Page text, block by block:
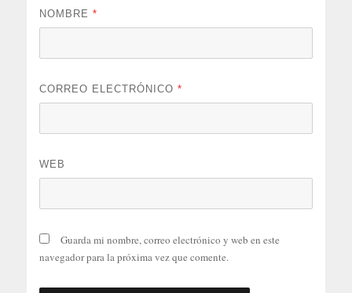
NOMBRE*
CORREO ELECTRÓNICO*
WEB
Guarda mi nombre, correo electrónico y web en este
navegador para la próxima vez que comente.